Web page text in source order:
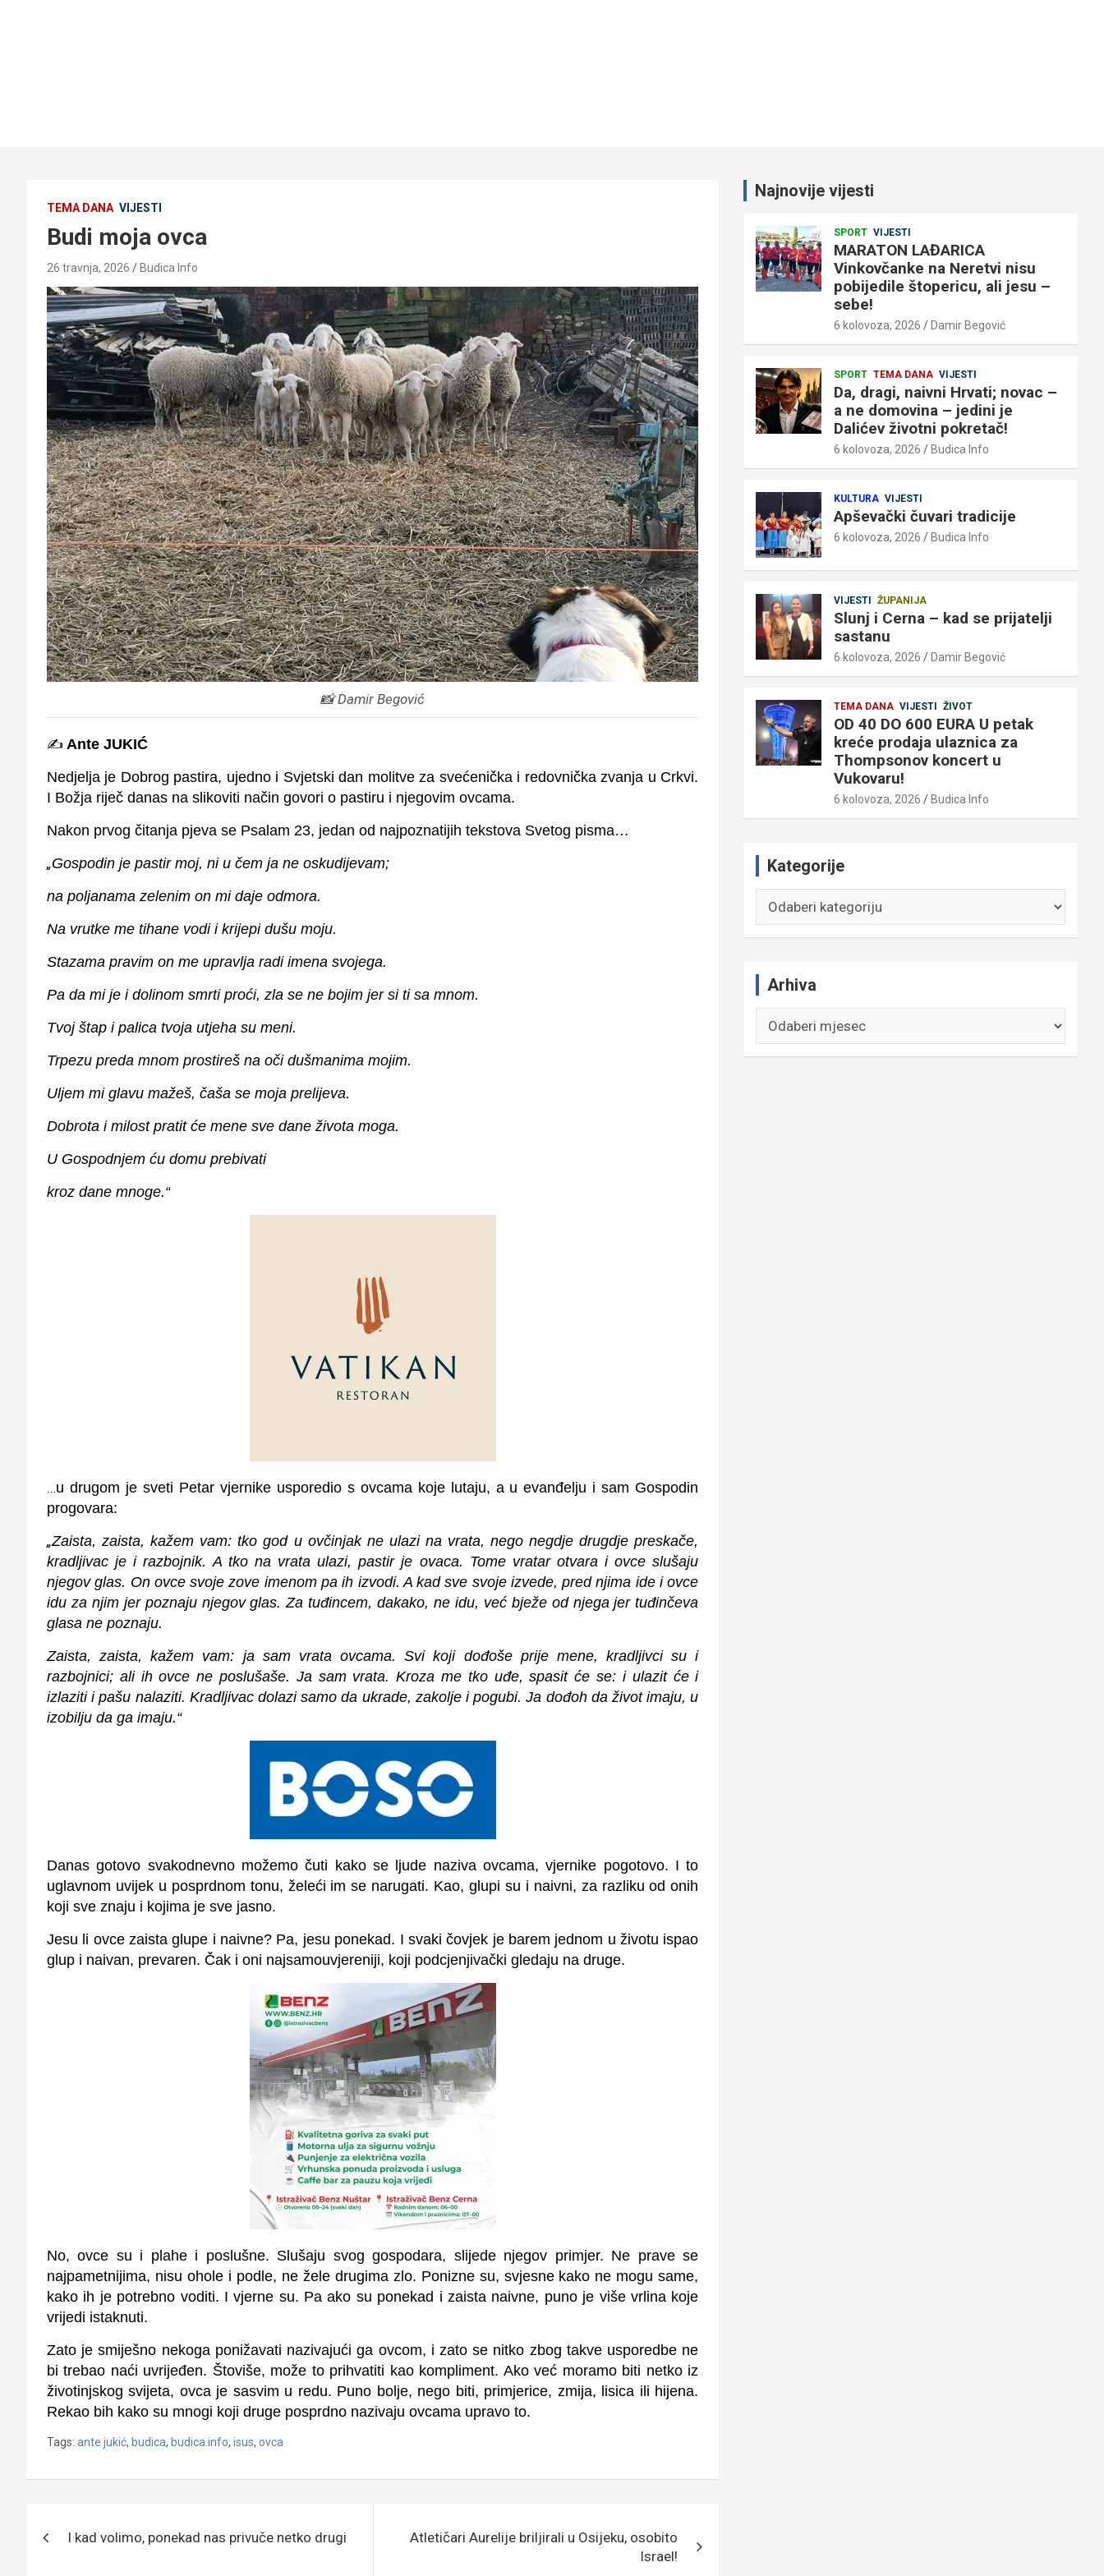
TEMA DANA VIJESTI
Budi moja ovca
26 travnja, 2026 Budica Info
📸 Damir Begović
✍️ Ante JUKIĆ
Nedjelja je Dobrog pastira, ujedno i Svjetski dan molitve za svećenička i redovnička zvanja u Crkvi.
I Božja riječ danas na slikoviti način govori o pastiru i njegovim ovcama.
Nakon prvog čitanja pjeva se Psalam 23, jedan od najpoznatijih tekstova Svetog pisma…
„Gospodin je pastir moj, ni u čem ja ne oskudijevam;
na poljanama zelenim on mi daje odmora.
Na vrutke me tihane vodi i krijepi dušu moju.
Stazama pravim on me upravlja radi imena svojega.
Pa da mi je i dolinom smrti proći, zla se ne bojim jer si ti sa mnom.
Tvoj štap i palica tvoja utjeha su meni.
Trpezu preda mnom prostireš na oči dušmanima mojim.
Uljem mi glavu mažeš, čaša se moja prelijeva.
Dobrota i milost pratit će mene sve dane života moga.
U Gospodnjem ću domu prebivati
kroz dane mnoge.“
…u drugom je sveti Petar vjernike usporedio s ovcama koje lutaju, a u evanđelju i sam Gospodin
progovara:
„Zaista, zaista, kažem vam: tko god u ovčinjak ne ulazi na vrata, nego negdje drugdje preskače,
kradljivac je i razbojnik. A tko na vrata ulazi, pastir je ovaca. Tome vratar otvara i ovce slušaju
njegov glas. On ovce svoje zove imenom pa ih izvodi. A kad sve svoje izvede, pred njima ide i ovce
idu za njim jer poznaju njegov glas. Za tuđincem, dakako, ne idu, već bježe od njega jer tuđinčeva
glasa ne poznaju.
Zaista, zaista, kažem vam: ja sam vrata ovcama. Svi koji dođoše prije mene, kradljivci su i
razbojnici; ali ih ovce ne poslušaše. Ja sam vrata. Kroza me tko uđe, spasit će se: i ulazit će i
izlaziti i pašu nalaziti. Kradljivac dolazi samo da ukrade, zakolje i pogubi. Ja dođoh da život imaju, u
izobilju da ga imaju.“
Danas gotovo svakodnevno možemo čuti kako se ljude naziva ovcama, vjernike pogotovo. I to
uglavnom uvijek u posprdnom tonu, želeći im se narugati. Kao, glupi su i naivni, za razliku od onih
koji sve znaju i kojima je sve jasno.
Jesu li ovce zaista glupe i naivne? Pa, jesu ponekad. I svaki čovjek je barem jednom u životu ispao
glup i naivan, prevaren. Čak i oni najsamouvjereniji, koji podcjenjivački gledaju na druge.
No, ovce su i plahe i poslušne. Slušaju svog gospodara, slijede njegov primjer. Ne prave se
najpametnijima, nisu ohole i podle, ne žele drugima zlo. Ponizne su, svjesne kako ne mogu same,
kako ih je potrebno voditi. I vjerne su. Pa ako su ponekad i zaista naivne, puno je više vrlina koje
vrijedi istaknuti.
Zato je smiješno nekoga ponižavati nazivajući ga ovcom, i zato se nitko zbog takve usporedbe ne
bi trebao naći uvrijeđen. Štoviše, može to prihvatiti kao kompliment. Ako već moramo biti netko iz
životinjskog svijeta, ovca je sasvim u redu. Puno bolje, nego biti, primjerice, zmija, lisica ili hijena.
Rekao bih kako su mnogi koji druge posprdno nazivaju ovcama upravo to.
Tags: ante jukić, budica, budica.info, isus, ovca
objavaI kad volimo, ponekad nas privuče netko drugi
Atletičari Aurelije briljirali u Osijeku, osobito
Israel!
Najnovije vijesti
SPORT VIJESTI
MARATON LAĐARICA
Vinkovčanke na Neretvi nisu
pobijedile štopericu, ali jesu –
sebe!
6 kolovoza, 2026 Damir Begović
SPORT TEMA DANA VIJESTI
Da, dragi, naivni Hrvati; novac –
a ne domovina – jedini je
Dalićev životni pokretač!
6 kolovoza, 2026 Budica Info
KULTURA VIJESTI
Apševački čuvari tradicije
6 kolovoza, 2026 Budica Info
VIJESTI ŽUPANIJA
Slunj i Cerna – kad se prijatelji
sastanu
6 kolovoza, 2026 Damir Begović
TEMA DANA VIJESTI ŽIVOT
OD 40 DO 600 EURA U petak
kreće prodaja ulaznica za
Thompsonov koncert u
Vukovaru!
6 kolovoza, 2026 Budica Info
Kategorije
Arhiva